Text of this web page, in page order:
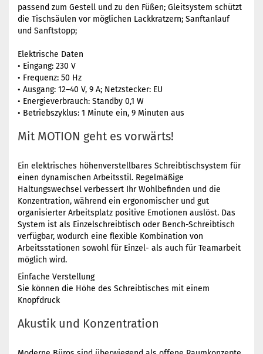
passend zum Gestell und zu den Füßen; Gleitsystem schützt
die Tischsäulen vor möglichen Lackkratzern; Sanftanlauf
und Sanftstopp;
Elektrische Daten
• Eingang: 230 V
• Frequenz: 50 Hz
• Ausgang: 12–40 V, 9 A; Netzstecker: EU
• Energieverbrauch: Standby 0,1 W
• Betriebszyklus: 1 Minute ein, 9 Minuten aus
Mit MOTION geht es vorwärts!
Ein elektrisches höhenverstellbares Schreibtischsystem für
einen dynamischen Arbeitsstil. Regelmäßige
Haltungswechsel verbessert Ihr Wohlbefinden und die
Konzentration, während ein ergonomischer und gut
organisierter Arbeitsplatz positive Emotionen auslöst. Das
System ist als Einzelschreibtisch oder Bench-Schreibtisch
verfügbar, wodurch eine flexible Kombination von
Arbeitsstationen sowohl für Einzel- als auch für Teamarbeit
möglich wird.
Einfache Verstellung
Sie können die Höhe des Schreibtisches mit einem
Knopfdruck
Akustik und Konzentration